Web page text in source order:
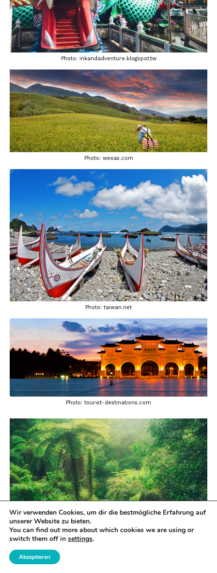
Photo: inkandadventure.blogspot.tw
Photo: wexas.com
Photo: taiwan.net
Photo: tourist-destinations.com
Wir verwenden Cookies, um dir die bestmögliche Erfahrung auf
unserer Website zu bieten.
You can find out more about which cookies we are using or
switch them off in settings.
Akzeptieren